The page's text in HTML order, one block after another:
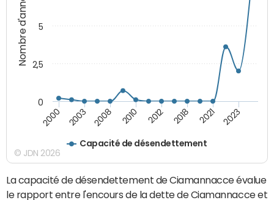
Nombre d'années
Capacité de désendettement
2000 2003 2008 2010 2012 2018 2021 2023
0
2,5
5
© JDN 2026
La capacité de désendettement de Ciamannacce évalue
le rapport entre l'encours de la dette de Ciamannacce et